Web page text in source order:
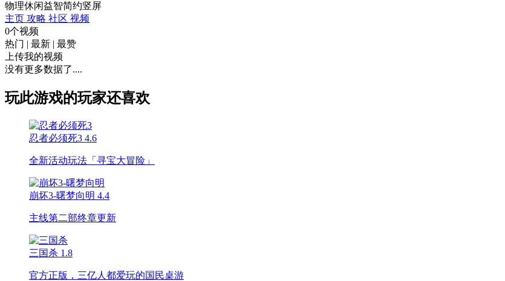
物理休闲益智简约竖屏
主页 攻略 社区 视频
0个视频
热门 | 最新 | 最赞
上传我的视频
没有更多数据了....
玩此游戏的玩家还喜欢
忍者必须死3 4.6
全新活动玩法「寻宝大冒险」
崩坏3-曙梦向明 4.4
主线第二部终章更新
三国杀 1.8
官方正版，三亿人都爱玩的国民桌游